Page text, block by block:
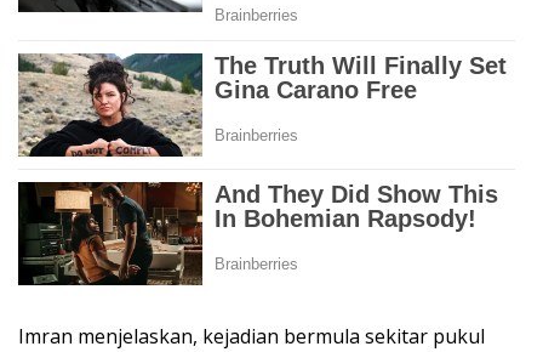
Imran menjelaskan, kejadian bermula sekitar pukul